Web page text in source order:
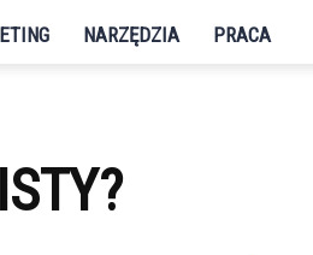
NARZĘDZIA PRACA